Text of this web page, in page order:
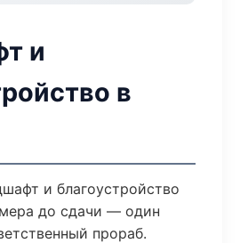
и
в
и благоустройство
до сдачи — один
прораб.